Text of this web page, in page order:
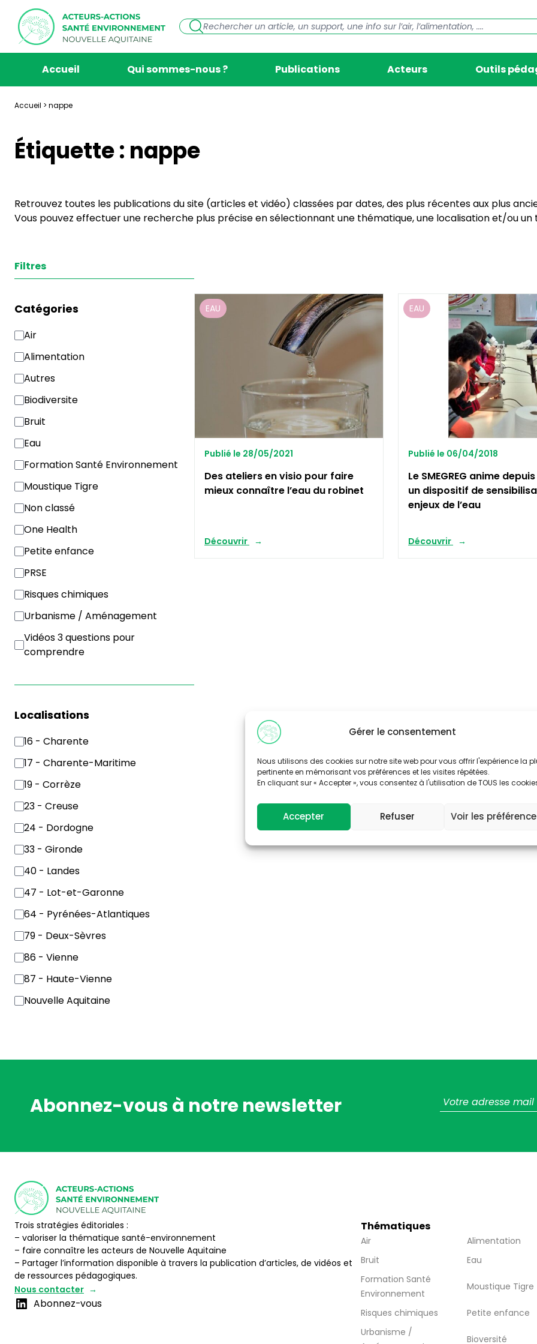
Gérer le consentement
Nous utilisons des cookies sur notre site web pour vous offrir l'expérience la
pertinente en mémorisant vos préférences et les visites répétées.
En cliquant sur « Accepter », vous consentez à l'utilisation de TOUS les
Accepter Refuser Voir les
Accueil Qui sommes-nous ? Publications Acteurs Outils
Accueil > nappe
Étiquette : nappe
Retrouvez toutes les publications du site (articles et vidéo) classées par dates, des plus récentes aux plus
Vous pouvez effectuer une recherche plus précise en sélectionnant une thématique, une localisation et/ou
Filtres
Catégories
Air
Alimentation
Autres
Biodiversite
Bruit
Eau
Formation Santé Environnement
Moustique Tigre
Non classé
One Health
Petite enfance
PRSE
Risques chimiques
Urbanisme / Aménagement
Vidéos 3 questions pour
comprendre
Localisations
16 - Charente
17 - Charente-Maritime
19 - Corrèze
23 - Creuse
24 - Dordogne
33 - Gironde
40 - Landes
47 - Lot-et-Garonne
64 - Pyrénées-Atlantiques
79 - Deux-Sèvres
86 - Vienne
87 - Haute-Vienne
Nouvelle Aquitaine
EAU
Publié le 28/05/2021
Des ateliers en visio pour faire
mieux connaître l’eau du robinet
Découvrir
EAU
Publié le 06/04/2018
Le SMEGREG anime
un dispositif de
enjeux de l’eau
Découvrir
Abonnez-vous à notre newsletter
Trois stratégies éditoriales :
– valoriser la thématique santé-environnement
– faire connaître les acteurs de Nouvelle Aquitaine
– Partager l’information disponible à travers la publication d’articles, de vidéos et
de ressources pédagogiques.
Nous contacter
Abonnez-vous
Thématiques
Air
Alimentation
Bruit
Eau
Formation Santé
Environnement
Moustique Tigre
Risques chimiques
Petite enfance
Urbanisme /
Bioversité